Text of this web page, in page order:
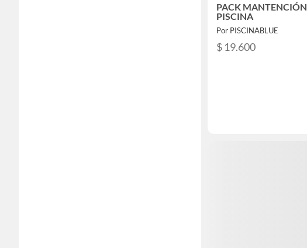
PACK MANTENCIÓN
PISCINA
Por PISCINABLUE
$ 19.600